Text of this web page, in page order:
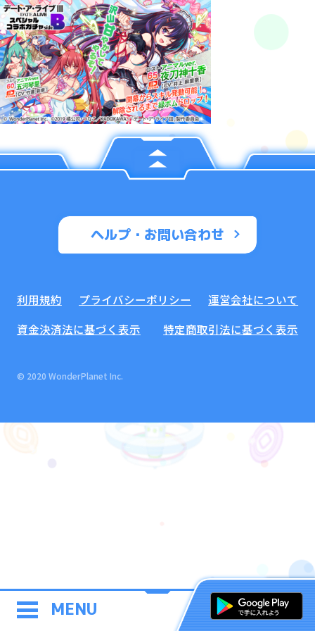
MENU
ヘルプ・お問い合わせ
利用規約 プライバシーポリシー
運営会社について
資金決済法に基づく表示
特定商取引法に基づく表示
© 2020 WonderPlanet Inc.